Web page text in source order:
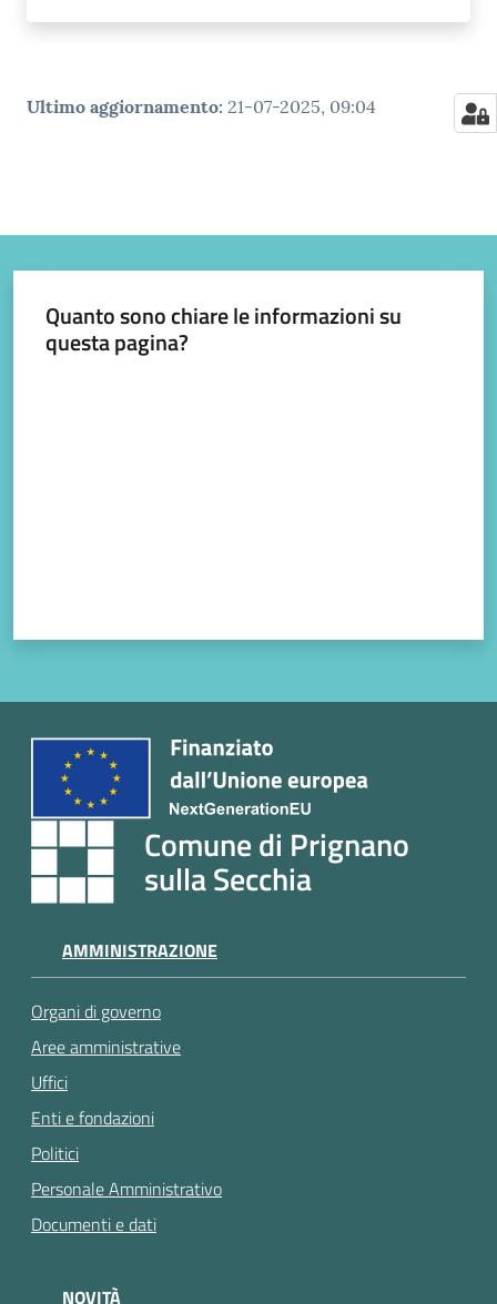
Ultimo aggiornamento: 21-07-2025, 09:04
Quanto sono chiare le informazioni su
questa pagina?
Comune di Prignano
sulla Secchia
AMMINISTRAZIONE
Organi di governo
Aree amministrative
Uffici
Enti e fondazioni
Politici
Personale Amministrativo
Documenti e dati
NOVITÀ